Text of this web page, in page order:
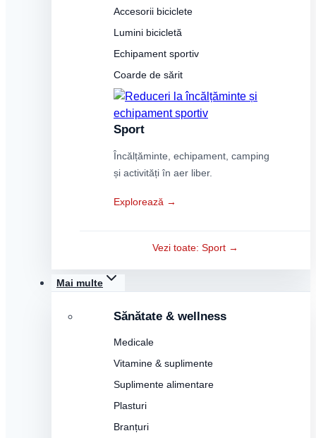
Accesorii biciclete
Lumini bicicletă
Echipament sportiv
Coarde de sărit
Sport
Încălțăminte, echipament, camping
și activități în aer liber.
Explorează →
Vezi toate: Sport →
Mai multe
Sănătate & wellness
Medicale
Vitamine & suplimente
Suplimente alimentare
Plasturi
Branțuri